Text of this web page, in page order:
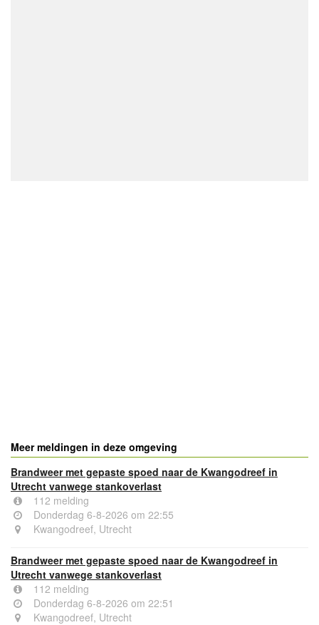
Meer meldingen in deze omgeving
Brandweer met gepaste spoed naar de Kwangodreef in
Utrecht vanwege stankoverlast
112 melding
Donderdag 6-8-2026 om 22:55
Kwangodreef, Utrecht
Brandweer met gepaste spoed naar de Kwangodreef in
Utrecht vanwege stankoverlast
112 melding
Donderdag 6-8-2026 om 22:51
Kwangodreef, Utrecht